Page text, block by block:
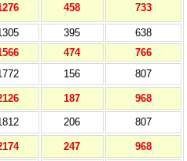
458 733
395
638
474
766
156 807
187
968
206 807
247
968